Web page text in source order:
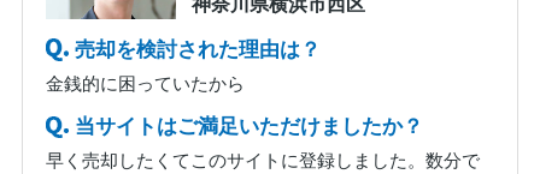
売却を検討された理由は？
金銭的に困っていたから
当サイトはご満足いただけましたか？
早く売却したくてこのサイトに登録しました。数分で